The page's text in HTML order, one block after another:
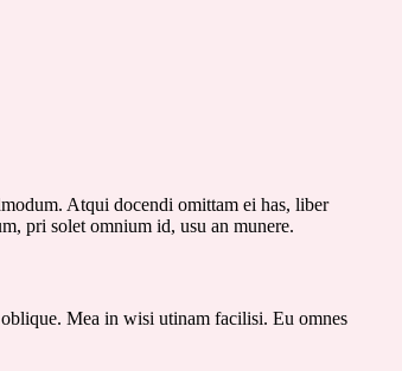
Atqui docendi omittam ei has, liber
pri solet omnium id, usu an munere.
oblique. Mea in wisi utinam facilisi. Eu omnes